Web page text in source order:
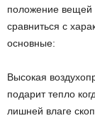
положение вещей
сравниться с
основные:
Высокая
подарит тепло
лишней влаге